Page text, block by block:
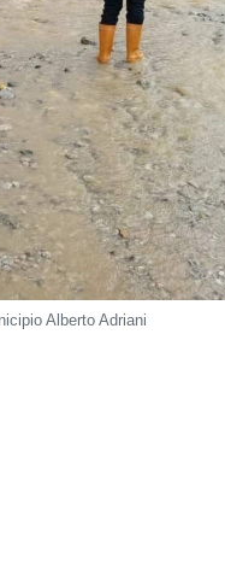
Alberto Adriani